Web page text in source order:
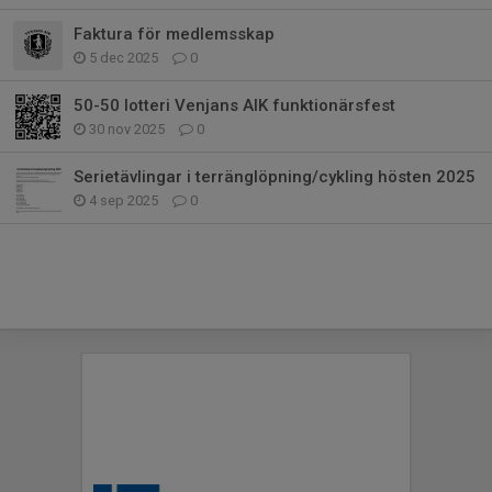
Faktura för medlemsskap
5 dec 2025 0
50-50 lotteri Venjans AIK funktionärsfest
30 nov 2025 0
Serietävlingar i terränglöpning/cykling hösten 2025
4 sep 2025 0